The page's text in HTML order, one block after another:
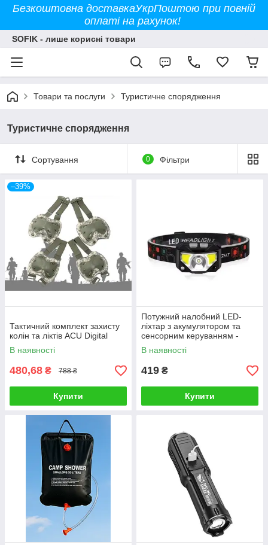
Безкоштовна доставкаУкрПоштою при повній
оплаті на рахунок!
SOFIK - лише корисні товари
Товари та послуги Туристичне спорядження
Туристичне спорядження
Сортування 0 Фільтри
–39%
Тактичний комплект захисту
колін та ліктів ACU Digital
В наявності
480,68 ₴ 788 ₴
Купити
Потужний налобний LED-
ліхтар з акумулятором та
сенсорним керуванням -
UltraBeam X3
В наявності
419 ₴
Купити